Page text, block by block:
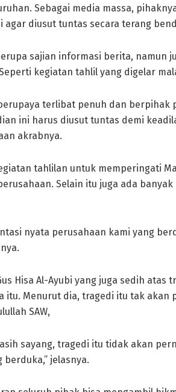
Sebagai media massa,
agar diusut tuntas secara terang
sajian informasi berita, namun
kegiatan tahlil yang digelar
terlibat penuh dan berpihak
ini harus diusut tuntas demi
akrabnya.
tahlilan untuk memperingati
Selain itu juga ada
nyata perusahaan kami yang
Hisa Al-Ayubi yang juga sedih atas
itu. Menurut dia, tragedi itu tak
SAW,
sayang, tragedi itu tidak akan
jelasnya.